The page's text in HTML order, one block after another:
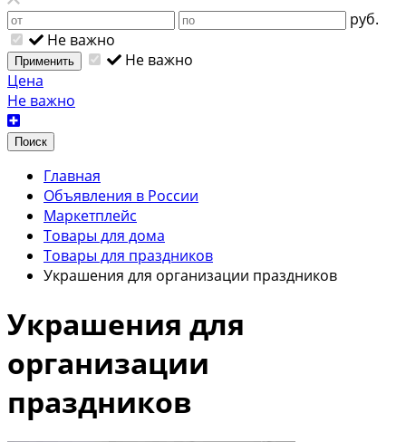
руб.
Не важно
Применить
Не важно
Цена
Не важно
Поиск
Главная
Объявления в России
Маркетплейс
Товары для дома
Товары для праздников
Украшения для организации праздников
Украшения для
организации
праздников